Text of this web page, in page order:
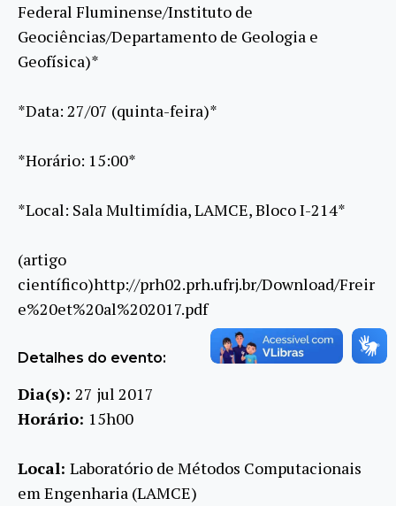
Federal Fluminense/Instituto de
Geociências/Departamento de Geologia e
Geofísica)*
*Data: 27/07 (quinta-feira)*
*Horário: 15:00*
*Local: Sala Multimídia, LAMCE, Bloco I-214*
(artigo
científico)http://prh02.prh.ufrj.br/Download/Freir
e%20et%20al%202017.pdf
Detalhes do evento:
Dia(s): 27 jul 2017
Horário: 15h00
Local: Laboratório de Métodos Computacionais
em Engenharia (LAMCE)